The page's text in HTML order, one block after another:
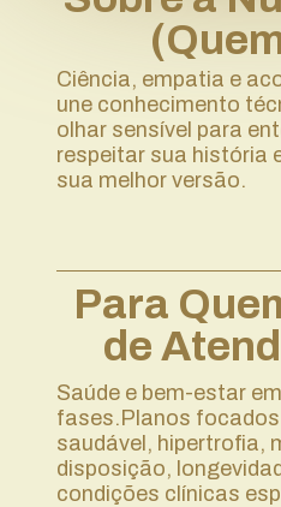
Ciência, empatia e
une conhecimento
olhar sensível para
respeitar sua história
sua melhor versão.
Para
de
Saúde e bem-estar
fases.Planos
saudável, hipertrofia,
disposição,
condições clínicas